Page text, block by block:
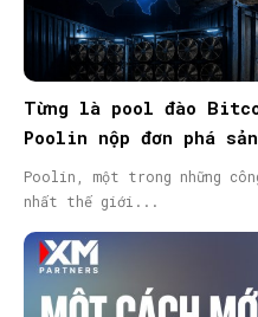
Từng là pool đào
Poolin nộp đơn phá sản
Poolin, một trong những
nhất thế giới...